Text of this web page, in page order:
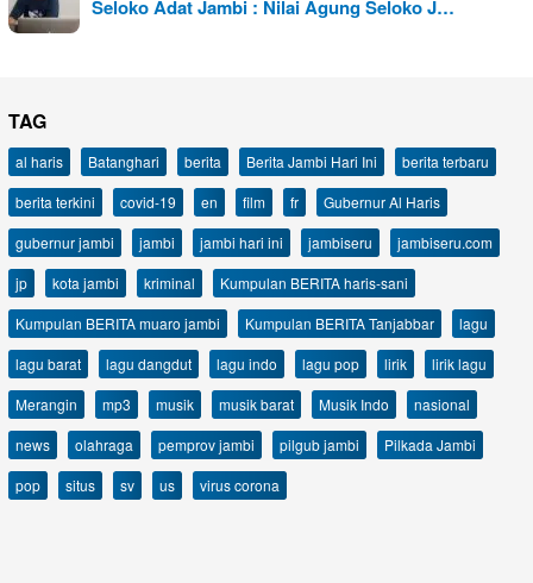
Seloko Adat Jambi : Nilai Agung Seloko J…
TAG
al haris Batanghari berita Berita Jambi Hari Ini
berita terbaru
berita terkini
covid-19 en film fr
Gubernur Al Haris
gubernur jambi
jambi jambi hari ini jambiseru
jambiseru.com
jp
kota jambi kriminal
Kumpulan BERITA haris-sani
Kumpulan BERITA muaro jambi
Kumpulan BERITA Tanjabbar
lagu
lagu barat
lagu dangdut lagu indo lagu pop lirik
lirik lagu
Merangin
mp3 musik musik barat Musik Indo
nasional
news
olahraga pemprov jambi pilgub jambi
Pilkada Jambi
pop
situs sv us virus corona